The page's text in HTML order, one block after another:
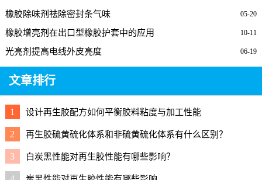
05-20
橡胶除味剂祛除密封条气味
10-11
橡胶增亮剂在出口型橡胶护套中的应用
06-19
光亮剂提高电线外皮亮度
文章排行
1 设计再生胶配方如何平衡胶料粘度与加工性能
2 再生胶硫黄硫化体系和非硫黄硫化体系有什么区别？
3 白炭黑性能对再生胶性能有哪些影响？